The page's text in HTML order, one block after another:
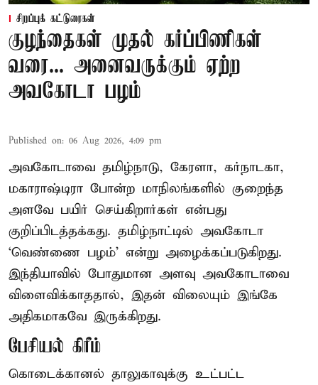
சிறப்புக் கட்டுரைகள்
குழந்தைகள் முதல் கர்ப்பிணிகள்
வரை... அனைவருக்கும் ஏற்ற
அவகோடா பழம்
Published on: 06 Aug 2026, 4:09 pm
அவகோடாவை தமிழ்நாடு, கேரளா, கர்நாடகா,
மகாராஷ்டிரா போன்ற மாநிலங்களில் குறைந்த
அளவே பயிர் செய்கிறார்கள் என்பது
குறிப்பிடத்தக்கது. தமிழ்நாட்டில் அவகோடா
‘வெண்ணை பழம்’ என்று அழைக்கப்படுகிறது.
இந்தியாவில் போதுமான அளவு அவகோடாவை
விளைவிக்காததால், இதன் விலையும் இங்கே
அதிகமாகவே இருக்கிறது.
பேசியல் கிரீம்
கொடைக்கானல் தாலுகாவுக்கு உட்பட்ட